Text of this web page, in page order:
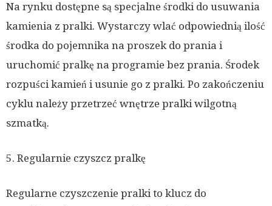
Na rynku dostępne są specjalne środki do usuwania
kamienia z pralki. Wystarczy wlać odpowiednią ilość
środka do pojemnika na proszek do prania i
uruchomić pralkę na programie bez prania. Środek
rozpuści kamień i usunie go z pralki. Po zakończeniu
cyklu należy przetrzeć wnętrze pralki wilgotną
szmatką.
5. Regularnie czyszcz pralkę
Regularne czyszczenie pralki to klucz do